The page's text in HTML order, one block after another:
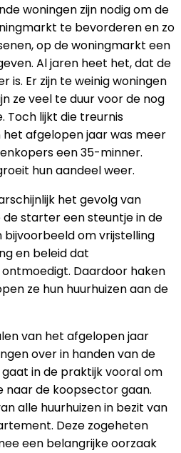
woningen zijn nodig om de
te bevorderen en zo
op de woningmarkt een
Al jaren heet het, dat de
is. Er zijn te weinig woningen
ze veel te duur voor de nog
lijkt die treurnis
het afgelopen jaar was meer
een 35-minner.
hun aandeel weer.
het gevolg van
starter een steuntje in de
bijvoorbeeld om vrijstelling
en beleid dat
Daardoor haken
ze hun huurhuizen aan de
van het afgelopen jaar
over in handen van de
in de praktijk vooral om
de koopsector gaan.
alle huurhuizen in bezit van
Deze zogeheten
een belangrijke oorzaak